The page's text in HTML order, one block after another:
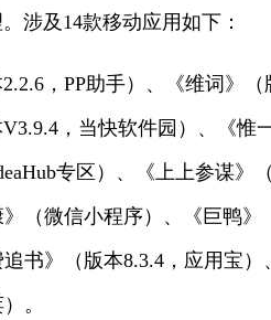
涉及14款移动应用如下：
，PP助手）、《维词》
，当快软件园）、《惟
专区）、《上上参谋
（微信小程序）、《巨鸭
书》（版本8.3.4，应用宝）
。